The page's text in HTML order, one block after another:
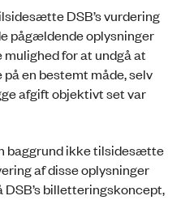
DSB’s vurdering
pågældende oplysninger
for at undgå at
en bestemt måde, selv
afgift objektivt set var
baggrund ikke tilsidesætte
af disse oplysninger
billetteringskoncept,